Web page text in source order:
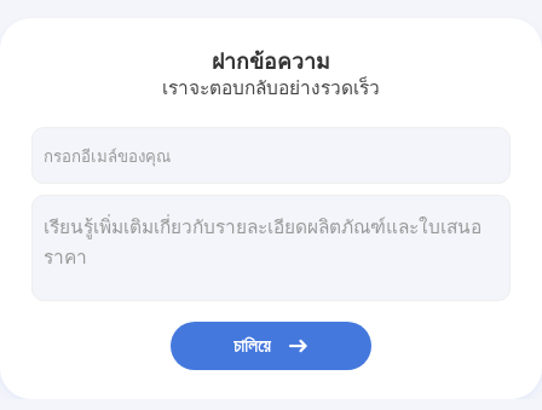
เครื่องทำแผ่นชานอ้อย
เครื่องบรรจุเส้นใยละเอียดอัตโนมัติ
เครื่องอบแห้งเยื่อกระดาษ
อุปกรณ์เสริมเยื่อกระดาษ
ฝากข้อความ
เราจะตอบกลับอย่างรวดเร็ว
চালিয়ে